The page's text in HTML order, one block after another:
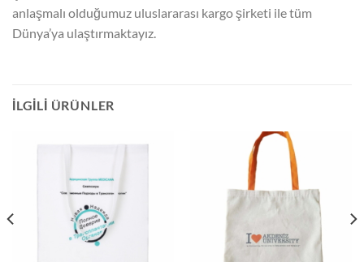
anlaşmalı olduğumuz uluslararası kargo şirketi ile tüm
Dünya’ya ulaştırmaktayız.
İLGILI ÜRÜNLER